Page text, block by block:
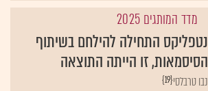
מדד המותגים 2025
נטפליקס התחילה להילחם בשיתוף
הסיסמאות, זו הייתה התוצאה
{19}נבו טרבלסי